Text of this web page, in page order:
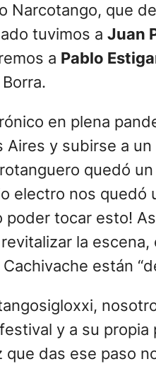
Narcotango, que
tuvimos a Juan
a Pablo
en plena
y subirse a
quedó
electro nos
tocar esto!
la
están
y a su propia
das ese paso